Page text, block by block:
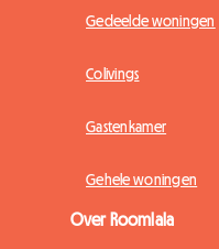
Gedeelde woningen
Colivings
Gastenkamer
Gehele woningen
Over Roomlala